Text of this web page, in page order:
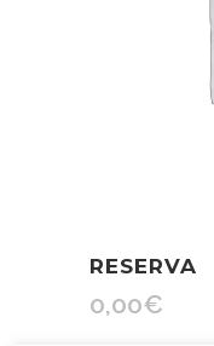
RESERVA
0,00€